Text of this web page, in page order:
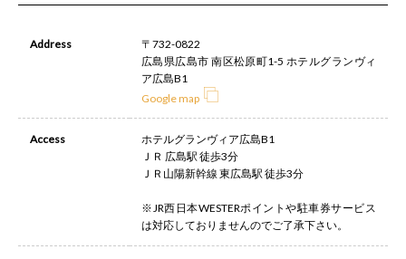
Address
〒732-0822
広島県広島市 南区松原町1-5 ホテルグランヴィ
ア広島B1
Google map
Access
ホテルグランヴィア広島B1
ＪＲ 広島駅 徒歩3分
ＪＲ山陽新幹線 東広島駅 徒歩3分
※JR西日本WESTERポイントや駐車券サービス
は対応しておりませんのでご了承下さい。